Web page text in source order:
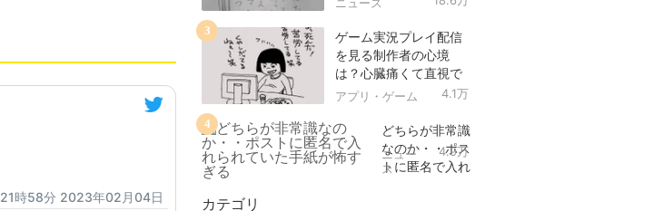
21時58分 2023年02月04日
ゲーム実況プレイ配信
を見る制作者の心境
は？心臓痛くて直視で
きなかった！
アプリ・ゲーム 4.1万
3
どちらが非常識
なのか・・ポス
トに匿名で入れ
ニュー
ス
4.9万
4
カテゴリ